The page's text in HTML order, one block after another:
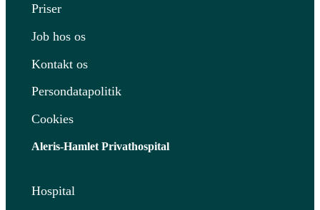
Priser
Job hos os
Kontakt os
Persondatapolitik
Cookies
Aleris-Hamlet Privathospital
Hospital